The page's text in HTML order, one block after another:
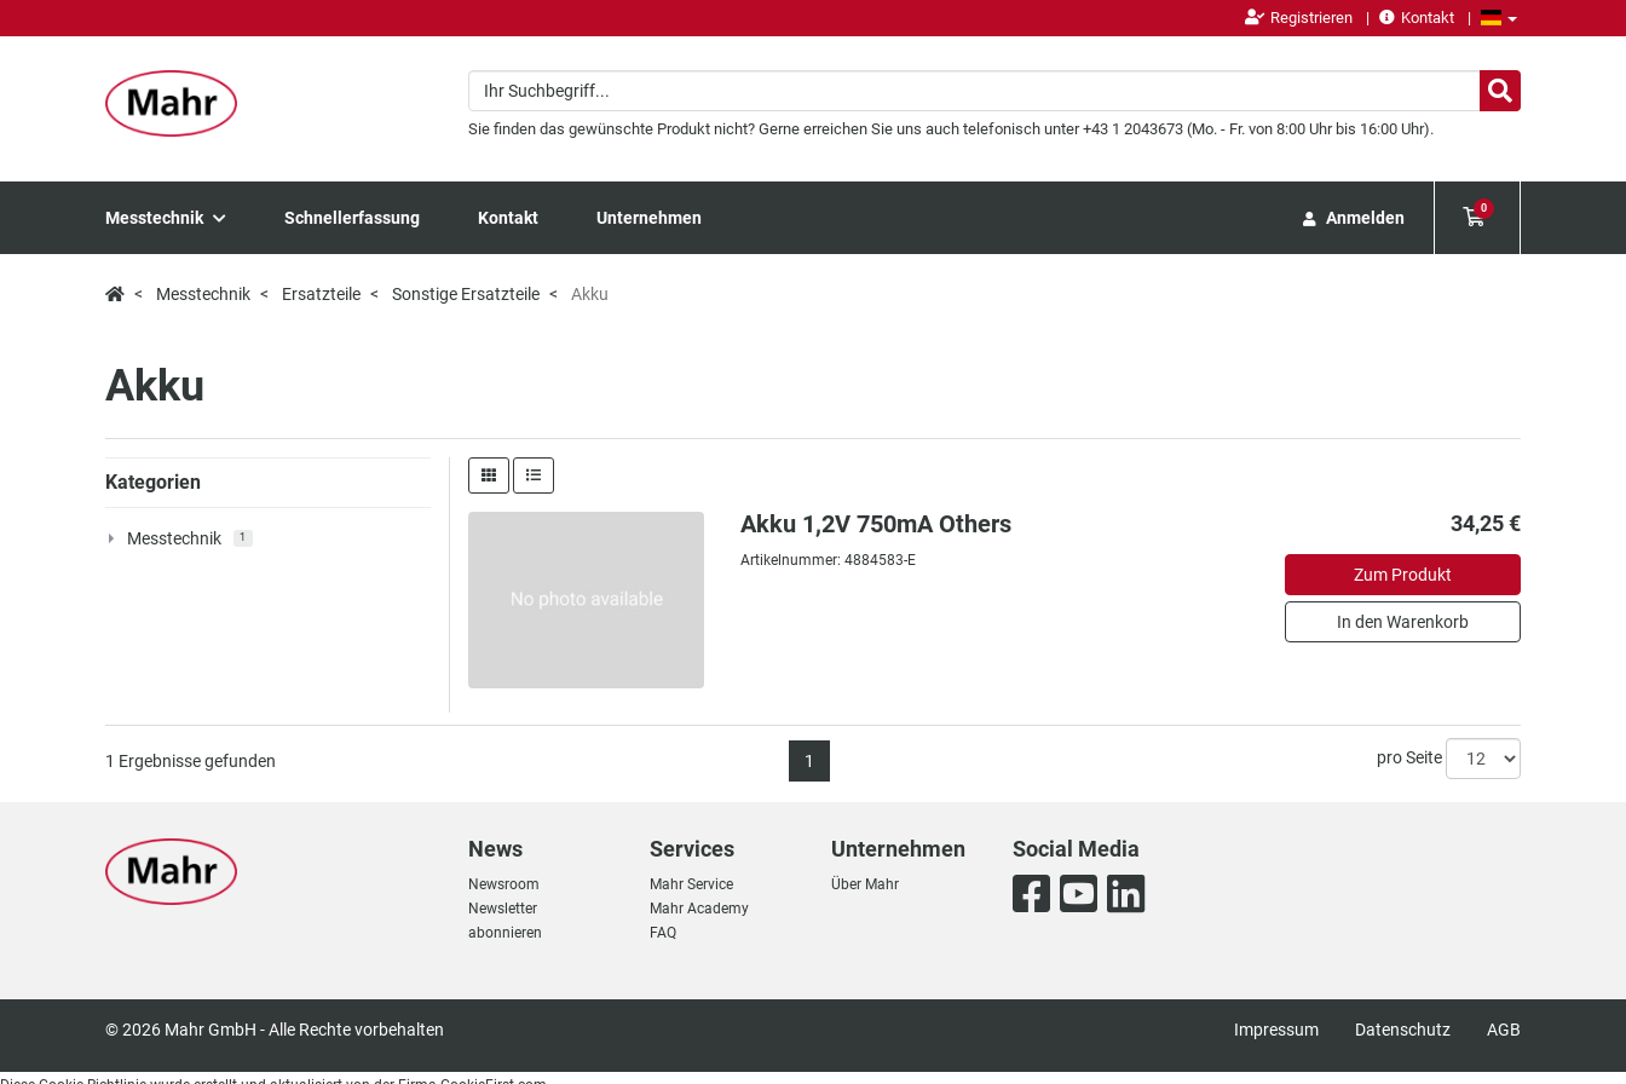
Registrieren Kontakt
Sie finden das gewünschte Produkt nicht? Gerne erreichen Sie uns auch telefonisch unter +43 1 2043673 (Mo. - Fr. von 8:00 Uhr bis 16:00 Uhr).
Messtechnik Schnellerfassung Kontakt Unternehmen 0
Anmelden
Messtechnik Ersatzteile Sonstige Ersatzteile Akku
Akku
Kategorien
Messtechnik 1 Akku 1,2V 750mA Others
Artikelnummer: 4884583-E
34,25 €
Zum Produkt
In den Warenkorb
1 Ergebnisse gefunden 1 pro Seite
News
Newsroom
Newsletter
abonnieren
Services
Mahr Service
Mahr Academy
FAQ
Unternehmen
Über Mahr
Social Media
© 2026 Mahr GmbH - Alle Rechte vorbehalten Impressum Datenschutz AGB